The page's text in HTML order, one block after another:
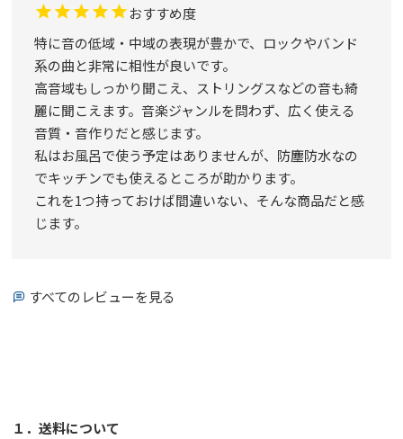
おすすめ度
特に音の低域・中域の表現が豊かで、ロックやバンド
系の曲と非常に相性が良いです。
高音域もしっかり聞こえ、ストリングスなどの音も綺
麗に聞こえます。音楽ジャンルを問わず、広く使える
音質・音作りだと感じます。
私はお風呂で使う予定はありませんが、防塵防水なの
でキッチンでも使えるところが助かります。
これを1つ持っておけば間違いない、そんな商品だと感
じます。
すべてのレビューを見る
１．送料について